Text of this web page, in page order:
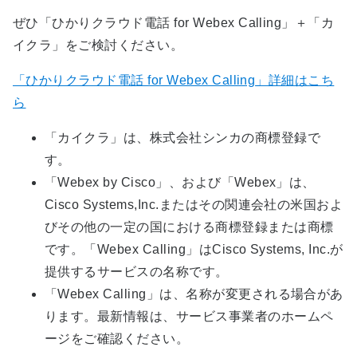
ぜひ「ひかりクラウド電話 for Webex Calling」＋「カ
イクラ」をご検討ください。
「ひかりクラウド電話 for Webex Calling」詳細はこち
ら
「カイクラ」は、株式会社シンカの商標登録で
す。
「Webex by Cisco」、および「Webex」は、
Cisco Systems,Inc.またはその関連会社の米国およ
びその他の一定の国における商標登録または商標
です。「Webex Calling」はCisco Systems, Inc.が
提供するサービスの名称です。
「Webex Calling」は、名称が変更される場合があ
ります。最新情報は、サービス事業者のホームペ
ージをご確認ください。